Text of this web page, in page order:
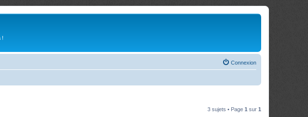
!
Connexion
3 sujets • Page 1 sur 1